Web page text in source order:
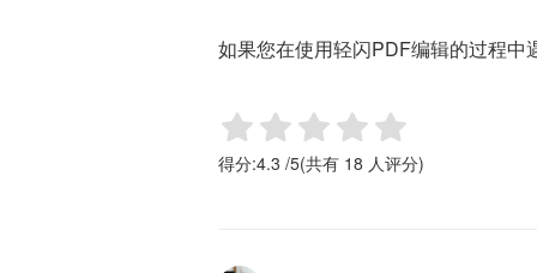
如果您在使用轻闪PDF编辑的过程中
得分:4.3 /5(共有 18 人评分)